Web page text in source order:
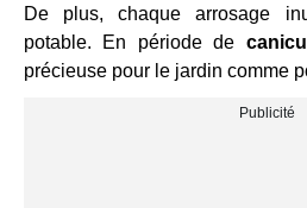
De plus, chaque arrosage
potable. En période de
précieuse pour le jardin comme